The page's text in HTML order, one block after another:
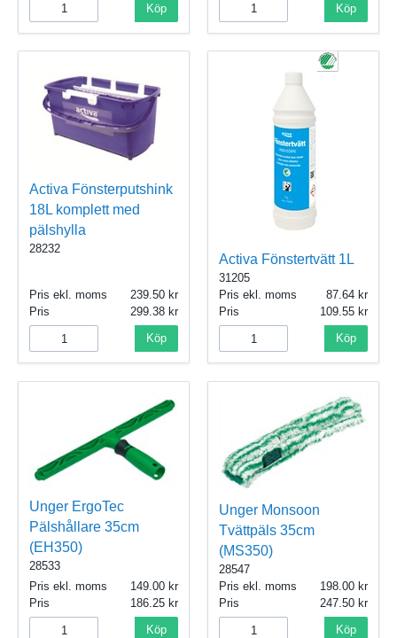
Köp Köp
Activa Fönsterputshink
18L komplett med
pälshylla
28232
Pris ekl. moms
239.50
Pris
299.38
Köp
Activa Fönstertvätt 1L
31205
Pris ekl. moms
87.64
Pris
109.55
Köp
Unger ErgoTec
Pälshållare 35cm
(EH350)
28533
Pris ekl. moms
149.00
Pris
186.25
Köp
Unger Monsoon
Tvättpäls 35cm
(MS350)
28547
Pris ekl. moms
198.00
Pris
247.50
Köp